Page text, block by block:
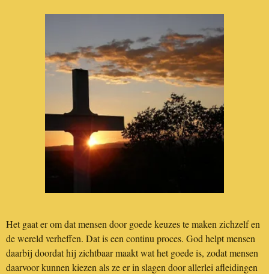
Het gaat er om dat mensen door goede keuzes te maken zichzelf en
de wereld verheffen. Dat is een continu proces. God helpt mensen
daarbij doordat hij zichtbaar maakt wat het goede is, zodat mensen
daarvoor kunnen kiezen als ze er in slagen door allerlei afleidingen